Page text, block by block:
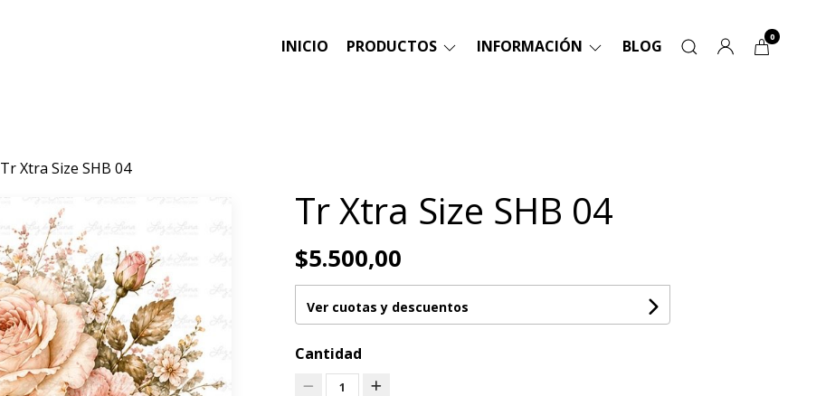
INICIO PRODUCTOS INFORMACIÓN BLOG 0
Tr Xtra Size SHB 04
Tr Xtra Size SHB 04
$5.500,00
Ver cuotas y descuentos
Cantidad
1